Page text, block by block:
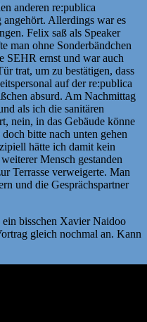
anderen re:publica
Allerdings war es
Felix saß als Speaker
man ohne Sonderbändchen
SEHR ernst und war auch
trat, um zu bestätigen, dass
auf der re:publica
absurd. Am Nachmittag
als ich die sanitären
nein, in das Gebäude könne
bitte nach unten gehen
hätte ich damit kein
Mensch gestanden
Terrasse verweigerte. Man
und die Gesprächspartner
bisschen Xavier Naidoo
gleich nochmal an. Kann